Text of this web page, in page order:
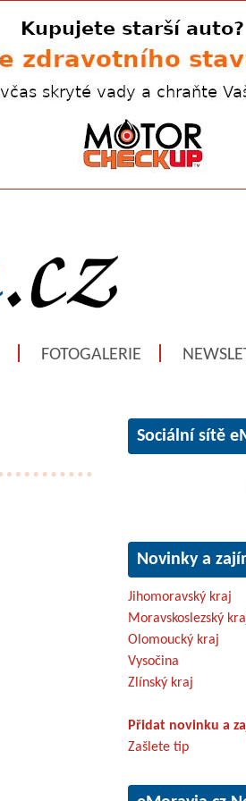
FOTOGALERIE
Sociální sítě
Novinky a
Jihomoravský kraj
Moravskoslezský
Olomoucký kraj
Vysočina
Zlínský kraj
Přidat novinku a
Zašlete tip